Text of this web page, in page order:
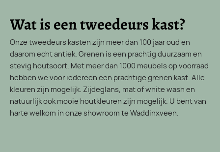
Wat is een tweedeurs kast?
Onze tweedeurs kasten zijn meer dan 100 jaar oud en
daarom echt antiek. Grenen is een prachtig duurzaam en
stevig houtsoort. Met meer dan 1000 meubels op voorraad
hebben we voor iedereen een prachtige grenen kast. Alle
kleuren zijn mogelijk. Zijdeglans, mat of white wash en
natuurlijk ook mooie houtkleuren zijn mogelijk. U bent van
harte welkom in onze showroom te Waddinxveen.